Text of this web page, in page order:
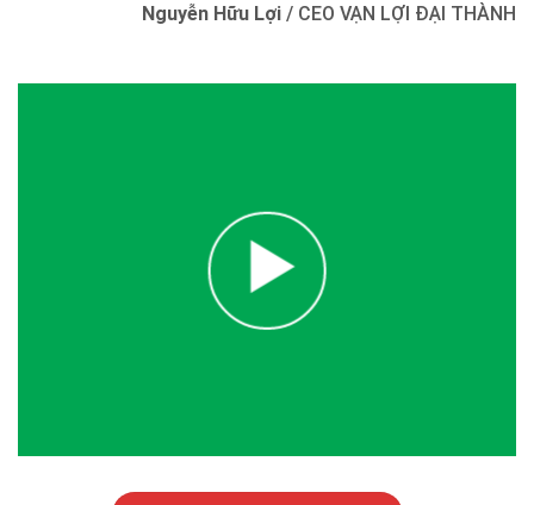
Nguyễn Hữu Lợi / CEO VẠN LỢI ĐẠI THÀNH